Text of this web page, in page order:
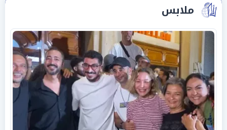
ملابس